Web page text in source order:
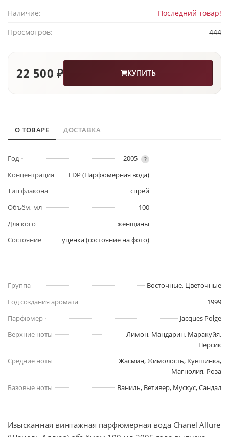
Наличие:
Последний товар!
Просмотров:
444
22 500 ₽ КУПИТЬ
О ТОВАРЕ ДОСТАВКА
Год 2005 ?
Концентрация
EDP (Парфюмерная вода)
Тип флакона
спрей
Объём, мл
100
Для кого
женщины
Состояние
уценка (состояние на фото)
Группа
Восточные, Цветочные
Год создания аромата
1999
Парфюмер
Jacques Polge
Верхние ноты
Лимон, Мандарин, Маракуйя,
Персик
Средние ноты
Жасмин, Жимолость, Кувшинка,
Магнолия, Роза
Базовые ноты
Ваниль, Ветивер, Мускус, Сандал
Изысканная винтажная парфюмерная вода Chanel Allure